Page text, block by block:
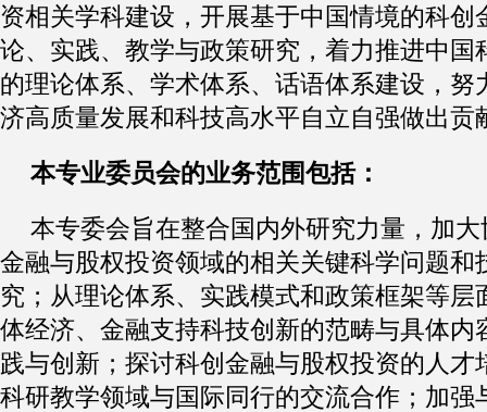
资相关学科建设，开展基于中国情境的科创
论、实践、教学与政策研究，着力推进中国
的理论体系、学术体系、话语体系建设，努
济高质量发展和科技高水平自立自强做出贡
本专业委员会的业务范围包括：
本专委会旨在整合国内外研究力量，加
金融与股权投资领域的相关关键科学问题和
究；从理论体系、实践模式和政策框架等层
体经济、金融支持科技创新的范畴与具体内
践与创新；探讨科创金融与股权投资的人才
科研教学领域与国际同行的交流合作；加强